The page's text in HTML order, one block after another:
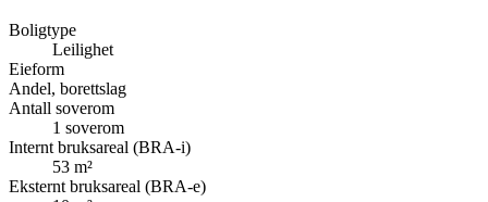
Boligtype
Leilighet
Eieform
Andel, borettslag
Antall soverom
1 soverom
Internt bruksareal (BRA-i)
53 m²
Eksternt bruksareal (BRA-e)